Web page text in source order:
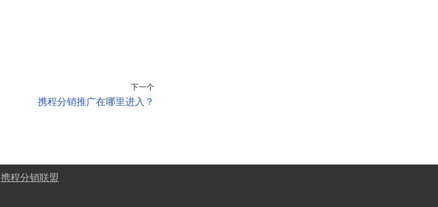
下一个
携程分销推广在哪里进入？
携程分销联盟